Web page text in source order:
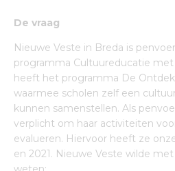
De vraag
Nieuwe Veste in Breda is
programma Cultuureducatie met
heeft het programma De
waarmee scholen zelf een
kunnen samenstellen. Als
verplicht om haar activiteiten
evalueren. Hiervoor heeft ze
en 2021. Nieuwe Veste wilde